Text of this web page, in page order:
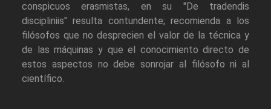
conspicuos erasmistas, en su "De tradendis
discipliniis" resulta contundente; recomienda a los
filósofos que no desprecien el valor de la técnica y
de las máquinas y que el conocimiento directo de
estos aspectos no debe sonrojar al filósofo ni al
científico.